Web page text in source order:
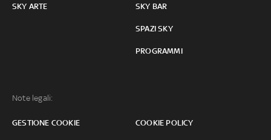
SKY ARTE SKY BAR
SPAZI SKY
PROGRAMMI
Note legali:
GESTIONE COOKIE COOKIE POLICY